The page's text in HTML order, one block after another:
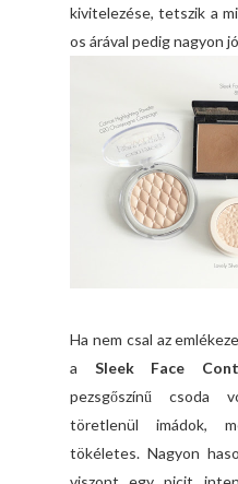
kivitelezése, tetszik a
os árával pedig nagyon
Ha nem csal az
a Sleek Face
pezsgőszínű csoda
töretlenül imádok,
tökéletes. Nagyon